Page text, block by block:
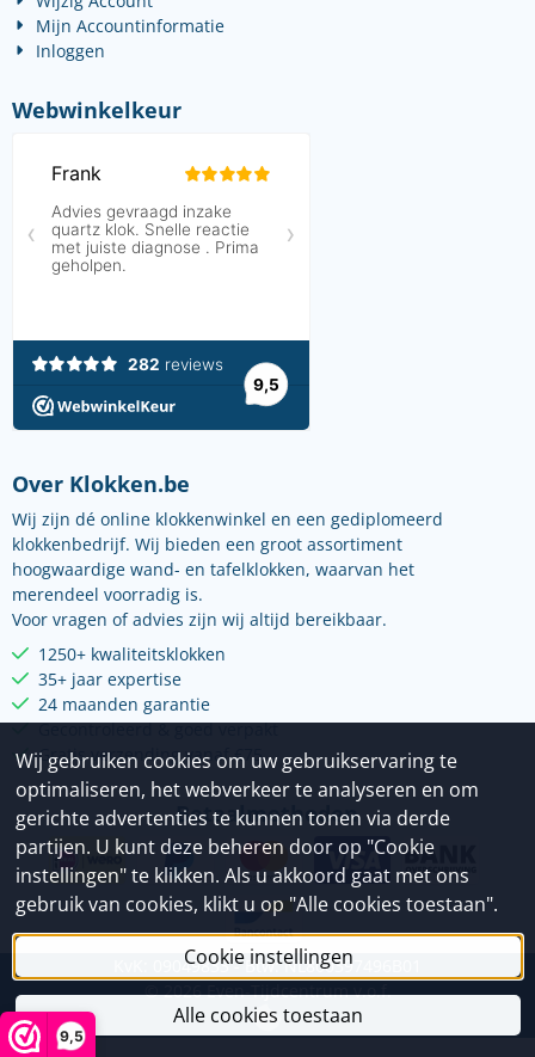
9,5
Mijn Accountinformatie
Inloggen
Webwinkelkeur
Over Klokken.be
Wij zijn dé online klokkenwinkel en een gediplomeerd
klokkenbedrijf. Wij bieden een groot assortiment
hoogwaardige wand- en tafelklokken, waarvan het
merendeel voorradig is.
Voor vragen of advies zijn wij altijd bereikbaar.
1250+ kwaliteitsklokken
35+ jaar expertise
24 maanden garantie
Gecontroleerd & goed verpakt
Gratis verzending vanaf €75
Betaalmethoden
KvK: 09049833 - Btw: NL800397496B01
©2026Even-Tijdcentrum v.o.f.
Wij gebruiken cookies om uw gebruikservaring te
optimaliseren, het webverkeer te analyseren en om
gerichte advertenties te kunnen tonen via derde
partijen. U kunt deze beheren door op "Cookie
instellingen" te klikken. Als u akkoord gaat met ons
gebruik van cookies, klikt u op "Alle cookies toestaan".
Cookie instellingen
Alle cookies toestaan